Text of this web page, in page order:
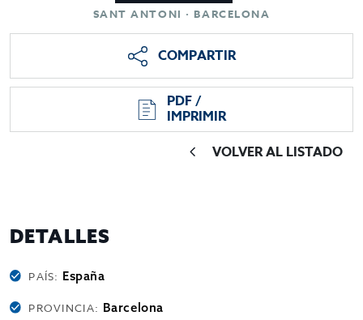
SANT ANTONI · BARCELONA
COMPARTIR
PDF /
IMPRIMIR
VOLVER AL LISTADO
DETALLES
PAÍS: España
PROVINCIA: Barcelona